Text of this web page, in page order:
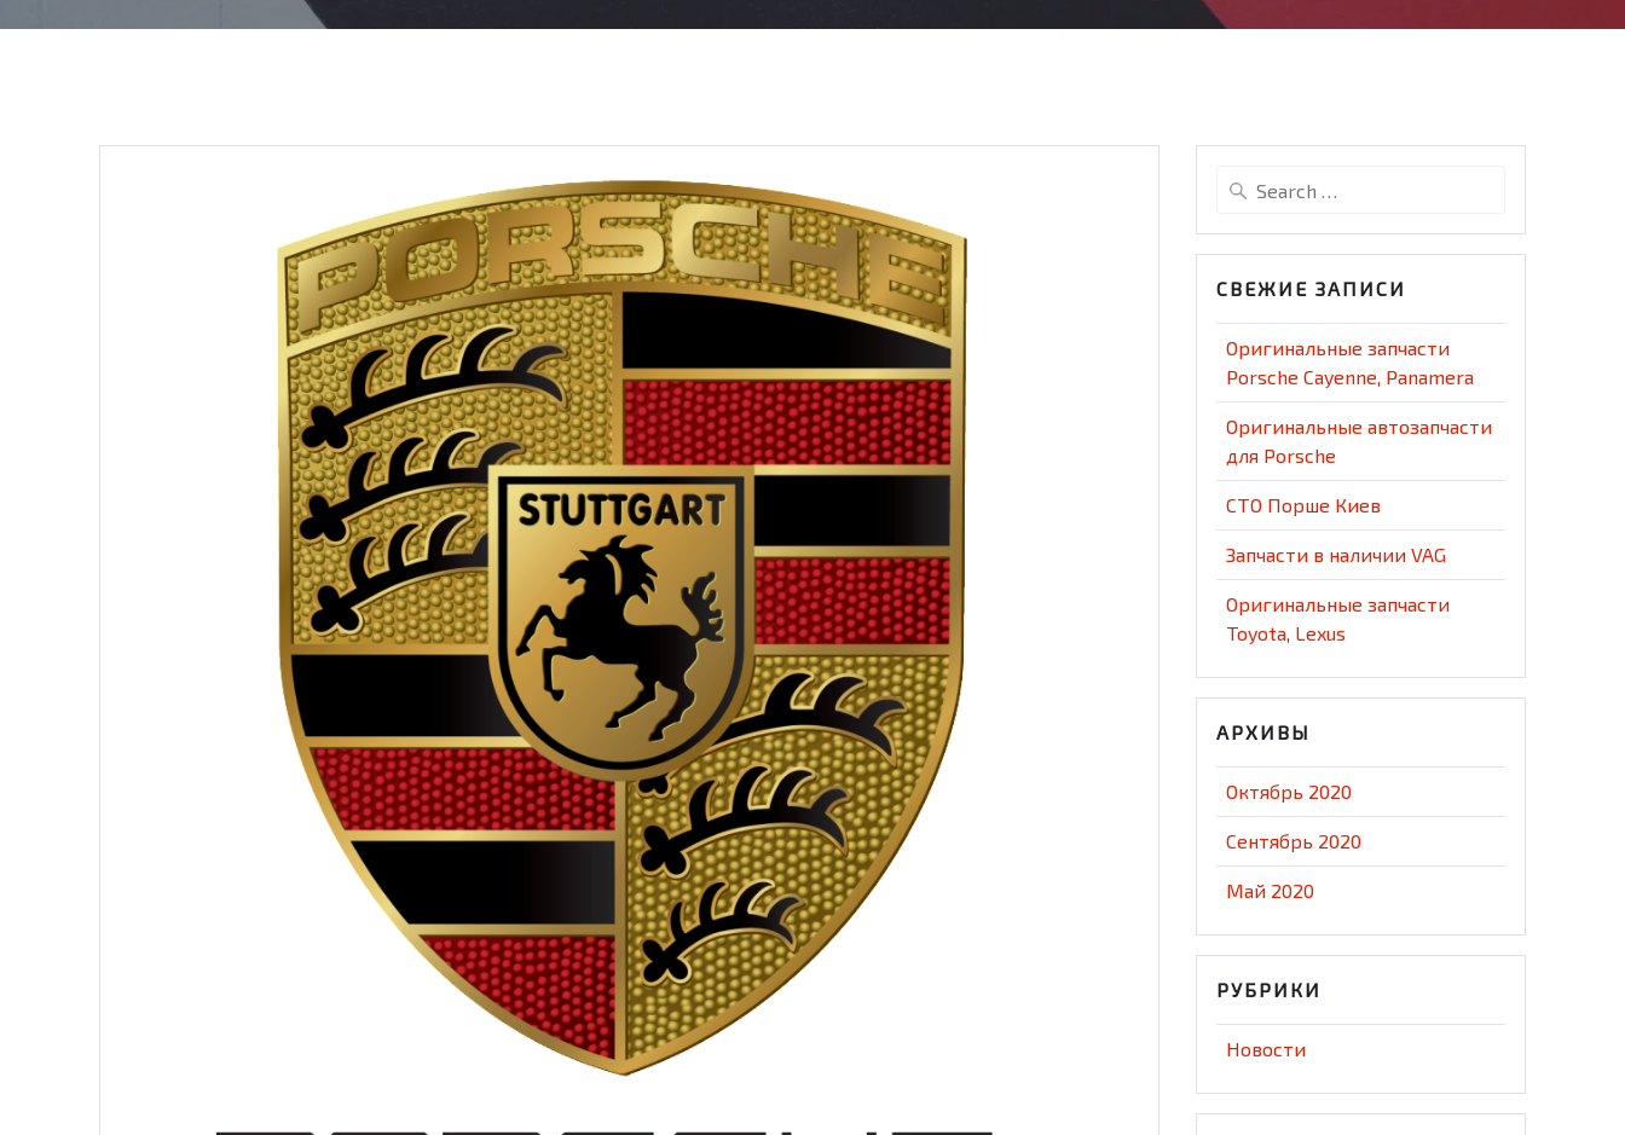
Search
СВЕЖИЕ ЗАПИСИ
Оригинальные запчасти
Porsche Cayenne, Panamera
Оригинальные автозапчасти
для Porsche
СТО Порше Киев
Запчасти в наличии VAG
Оригинальные запчасти
Toyota, Lexus
АРХИВЫ
Октябрь 2020
Сентябрь 2020
Май 2020
РУБРИКИ
Новости